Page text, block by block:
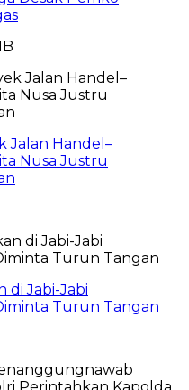
Jalan Handel–
Nusa Justru
di Jabi-Jabi
Turun Tangan